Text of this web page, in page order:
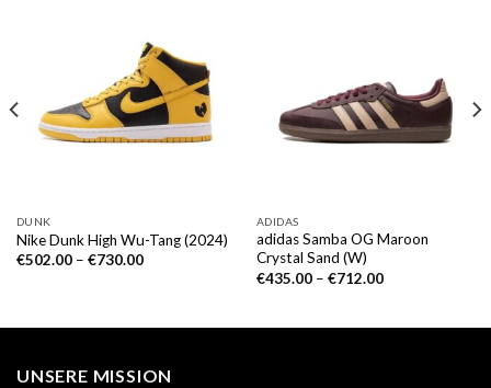
DUNK
Nike Dunk High Wu-Tang (2024)
€502.00– €730.00
ADIDAS
adidas Samba OG Maroon
Crystal Sand (W)
€435.00– €712.00
UNSERE MISSION